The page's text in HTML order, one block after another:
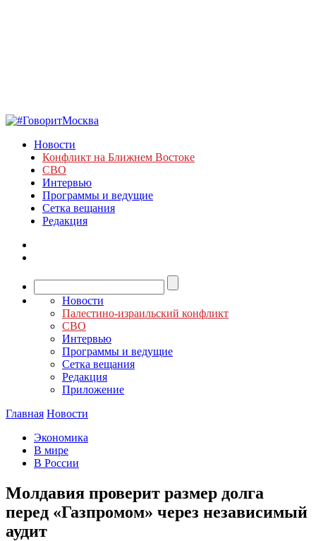
Новости
Конфликт на Ближнем Востоке
СВО
Интервью
Программы и ведущие
Сетка вещания
Редакция
Новости
Палестино-израильский конфликт
СВО
Интервью
Программы и ведущие
Сетка вещания
Редакция
Приложение
Главная Новости
Экономика
В мире
В России
Молдавия проверит размер долга
перед «Газпромом» через независимый
аудит